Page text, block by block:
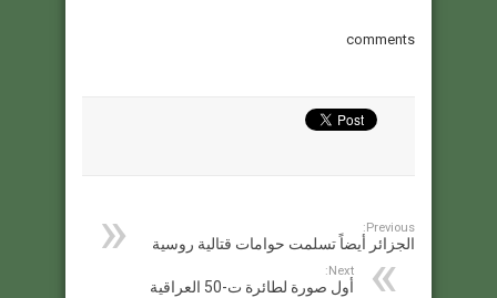
comments
Previous:
الجزائر أيضاً تسلمت حوامات قتالية روسية
Next:
أول صورة لطائرة ت-50 العراقية